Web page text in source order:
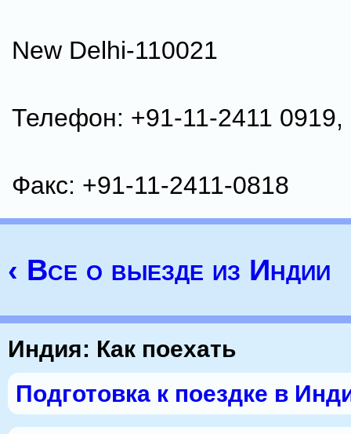
New Delhi-110021
Телефон: +91-11-2411 0919,
Факс: +91-11-2411-0818
‹ Все о выезде из Индии
Индия: Как поехать
Подготовка к поездке в